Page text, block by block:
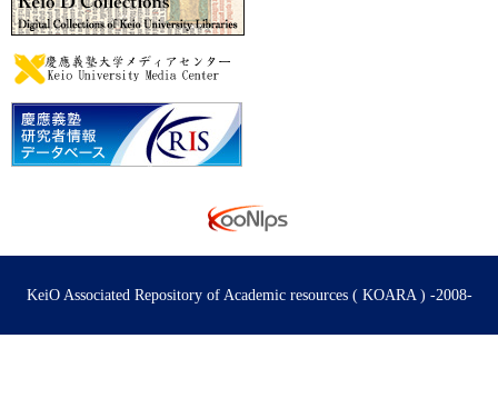
KeiO Associated Repository of Academic resources ( KOARA ) -2008-